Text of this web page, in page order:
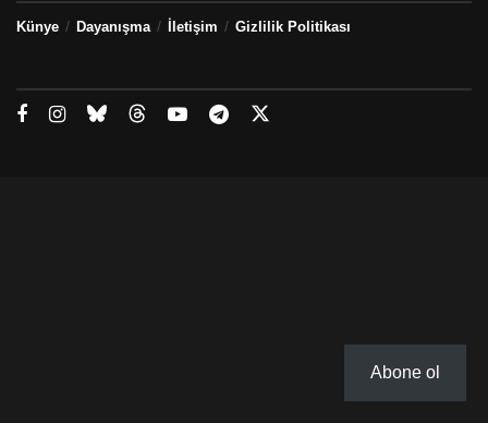
Künye Dayanışma İletişim Gizlilik Politikası
Abone ol